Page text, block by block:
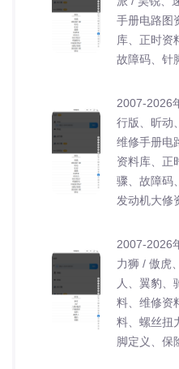
手册电路图
库、正时资
故障码、针
2007-2026
行版、昕动
维修手册电
资料库、正
骤、故障码
发动机大修
2007-2026
力狮 / 傲虎
人、翼豹、
料、维修资
料、螺丝扭
脚定义、保